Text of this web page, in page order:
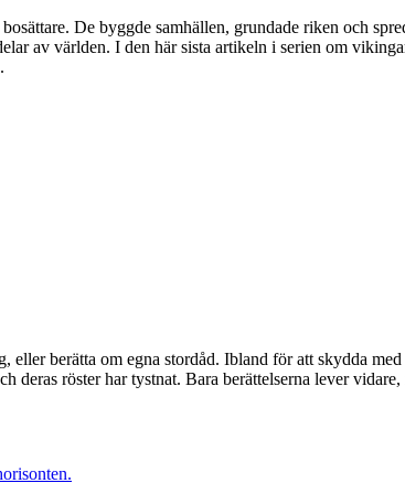
De byggde samhällen, grundade riken och
av världen. I den här sista artikeln i serien om
berätta om egna stordåd. Ibland för att skydda
röster har tystnat. Bara berättelserna lever